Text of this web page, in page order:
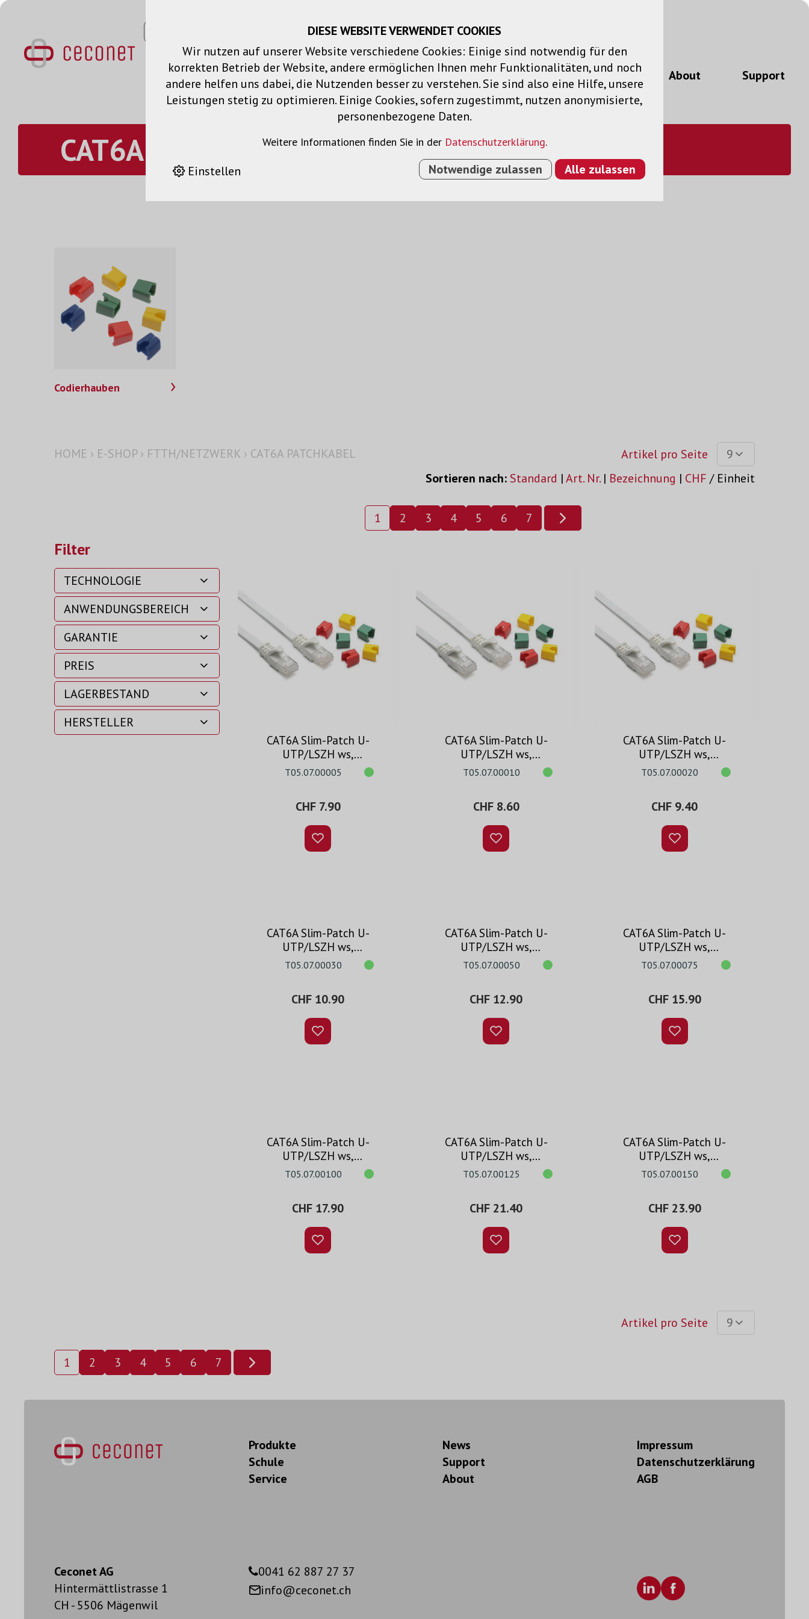
Warenkorb Merklisten Login
Produkte Lösungen Dienstleistungen News About Support
CAT6A Patchkabel
Codierhauben
HOME › E-SHOP › FTTH/NETZWERK › CAT6A PATCHKABEL Artikel pro Seite
9
Sortieren nach: Standard |Art. Nr.| Bezeichnung | CHF / Einheit
1 2 3 4 5 6 7
Filter
TECHNOLOGIE
ANWENDUNGSBEREICH
GARANTIE
PREIS
LAGERBESTAND
HERSTELLER
CAT6A Slim-Patch U-
UTP/LSZH ws,
codierbar, 0.5m
T05.07.00005
CHF 7.90
CAT6A Slim-Patch U-
UTP/LSZH ws,
codierbar, 1.0m
T05.07.00010
CHF 8.60
CAT6A Slim-Patch U-
UTP/LSZH ws,
codierbar, 2.0m
T05.07.00020
CHF 9.40
CAT6A Slim-Patch U-
UTP/LSZH ws,
codierbar, 3.0m
T05.07.00030
CHF 10.90
CAT6A Slim-Patch U-
UTP/LSZH ws,
codierbar, 5.0m
T05.07.00050
CHF 12.90
CAT6A Slim-Patch U-
UTP/LSZH ws,
codierbar, 7.5m
T05.07.00075
CHF 15.90
CAT6A Slim-Patch U-
UTP/LSZH ws,
codierbar, 10.0m
T05.07.00100
CHF 17.90
CAT6A Slim-Patch U-
UTP/LSZH ws,
codierbar, 12.5m
T05.07.00125
CHF 21.40
CAT6A Slim-Patch U-
UTP/LSZH ws,
codierbar, 15.0m
T05.07.00150
CHF 23.90
Artikel pro Seite 9
1 2 3 4 5 6 7
Produkte
Schule
Service
News
Support
About
Impressum
Datenschutzerklärung
AGB
Ceconet AG
Hintermättlistrasse 1
CH - 5506 Mägenwil
0041 62 887 27 37
info@ceconet.ch
DIESE WEBSITE VERWENDET COOKIES
Wir nutzen auf unserer Website verschiedene Cookies: Einige sind notwendig für den
korrekten Betrieb der Website, andere ermöglichen Ihnen mehr Funktionalitäten, und noch
andere helfen uns dabei, die Nutzenden besser zu verstehen. Sie sind also eine Hilfe, unsere
Leistungen stetig zu optimieren. Einige Cookies, sofern zugestimmt, nutzen anonymisierte,
personenbezogene Daten.
Weitere Informationen finden Sie in der Datenschutzerklärung.
Einstellen Notwendige zulassen Alle zulassen